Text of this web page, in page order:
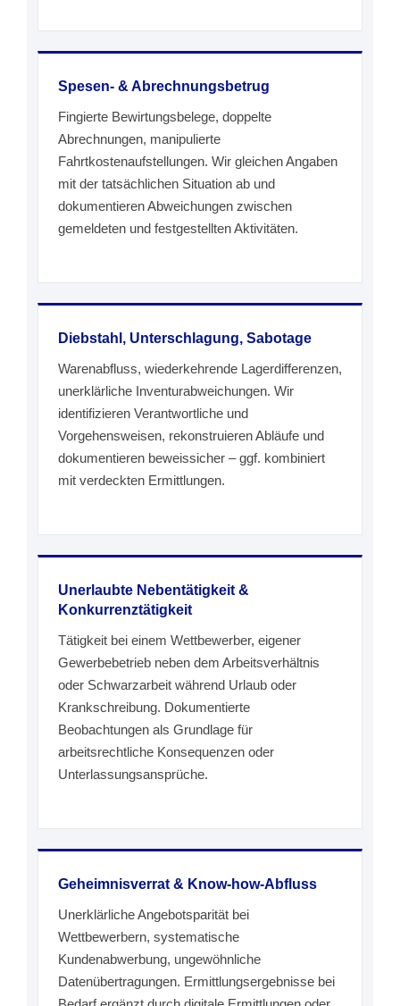
Spesen- & Abrechnungsbetrug
Fingierte Bewirtungsbelege, doppelte
Abrechnungen, manipulierte
Fahrtkostenaufstellungen. Wir gleichen Angaben
mit der tatsächlichen Situation ab und
dokumentieren Abweichungen zwischen
gemeldeten und festgestellten Aktivitäten.
Diebstahl, Unterschlagung, Sabotage
Warenabfluss, wiederkehrende Lagerdifferenzen,
unerklärliche Inventurabweichungen. Wir
identifizieren Verantwortliche und
Vorgehensweisen, rekonstruieren Abläufe und
dokumentieren beweissicher – ggf. kombiniert
mit verdeckten Ermittlungen.
Unerlaubte Nebentätigkeit &
Konkurrenztätigkeit
Tätigkeit bei einem Wettbewerber, eigener
Gewerbebetrieb neben dem Arbeitsverhältnis
oder Schwarzarbeit während Urlaub oder
Krankschreibung. Dokumentierte
Beobachtungen als Grundlage für
arbeitsrechtliche Konsequenzen oder
Unterlassungsansprüche.
Geheimnisverrat & Know-how-Abfluss
Unerklärliche Angebotsparität bei
Wettbewerbern, systematische
Kundenabwerbung, ungewöhnliche
Datenübertragungen. Ermittlungsergebnisse bei